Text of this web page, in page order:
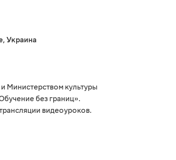
, Украина
Министерством культуры
без границ».
видеоуроков.